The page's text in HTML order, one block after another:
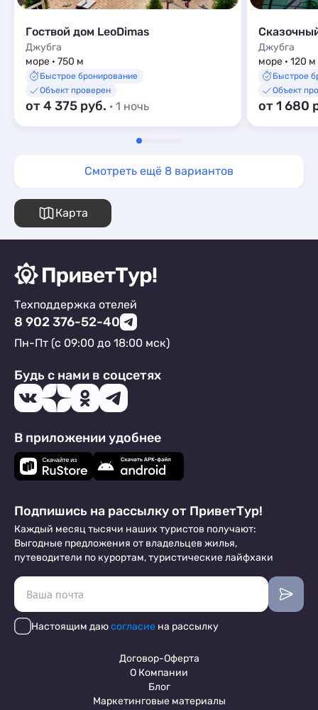
Гоствой дом LeoDimas
Джубга
море · 750 м
Быстрое бронирование
Объект проверен
от 4 375 руб. · 1 ночь
Джубга
море · 120 м
Быстрое
Объект
от 1 680
Смотреть ещё 8 вариантов
Карта
Техподдержка отелей
8 902 376-52-40
Пн-Пт (с 09:00 до 18:00 мск)
Будь с нами в соцсетях
В приложении удобнее
Подпишись на рассылку от ПриветТур!
Каждый месяц тысячи наших туристов получают:
Выгодные предложения от владельцев жилья,
путеводители по курортам, туристические лайфхаки
Настоящим даюсогласие на рассылку
Договор-Оферта
О Компании
Блог
Маркетинговые материалы